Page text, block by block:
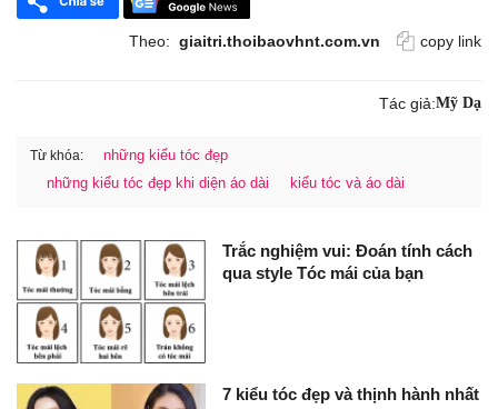
Theo: giaitri.thoibaovhnt.com.vn copy link
Tác giả:Mỹ Dạ
Từ khóa:
những kiểu tóc đẹp
những kiểu tóc đẹp khi diện áo dài
kiểu tóc và áo dài
Trắc nghiệm vui: Đoán tính cách
qua style Tóc mái của bạn
7 kiểu tóc đẹp và thịnh hành nhất